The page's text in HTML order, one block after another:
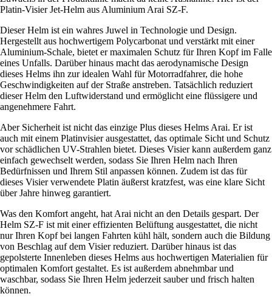
Platin-Visier Jet-Helm aus Aluminium Arai SZ-F.
Dieser Helm ist ein wahres Juwel in Technologie und Design.
Hergestellt aus hochwertigem Polycarbonat und verstärkt mit einer
Aluminium-Schale, bietet er maximalen Schutz für Ihren Kopf im Falle
eines Unfalls. Darüber hinaus macht das aerodynamische Design
dieses Helms ihn zur idealen Wahl für Motorradfahrer, die hohe
Geschwindigkeiten auf der Straße anstreben. Tatsächlich reduziert
dieser Helm den Luftwiderstand und ermöglicht eine flüssigere und
angenehmere Fahrt.
Aber Sicherheit ist nicht das einzige Plus dieses Helms Arai. Er ist
auch mit einem Platinvisier ausgestattet, das optimale Sicht und Schutz
vor schädlichen UV-Strahlen bietet. Dieses Visier kann außerdem ganz
einfach gewechselt werden, sodass Sie Ihren Helm nach Ihren
Bedürfnissen und Ihrem Stil anpassen können. Zudem ist das für
dieses Visier verwendete Platin äußerst kratzfest, was eine klare Sicht
über Jahre hinweg garantiert.
Was den Komfort angeht, hat Arai nicht an den Details gespart. Der
Helm SZ-F ist mit einer effizienten Belüftung ausgestattet, die nicht
nur Ihren Kopf bei langen Fahrten kühl hält, sondern auch die Bildung
von Beschlag auf dem Visier reduziert. Darüber hinaus ist das
gepolsterte Innenleben dieses Helms aus hochwertigen Materialien für
optimalen Komfort gestaltet. Es ist außerdem abnehmbar und
waschbar, sodass Sie Ihren Helm jederzeit sauber und frisch halten
können.